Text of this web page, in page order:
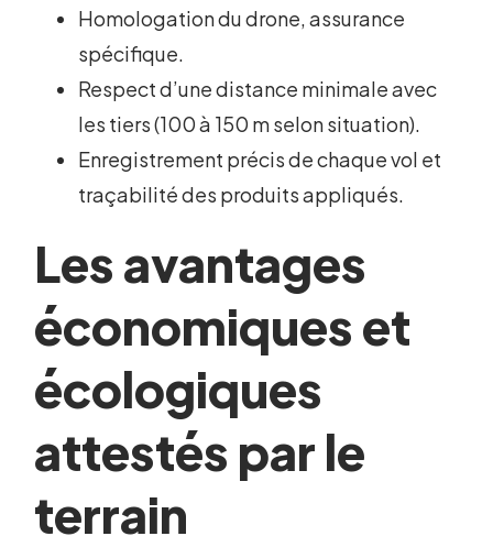
Homologation du drone, assurance
spécifique.
Respect d’une distance minimale avec
les tiers (100 à 150 m selon situation).
Enregistrement précis de chaque vol et
traçabilité des produits appliqués.
Les avantages
économiques et
écologiques
attestés par le
terrain